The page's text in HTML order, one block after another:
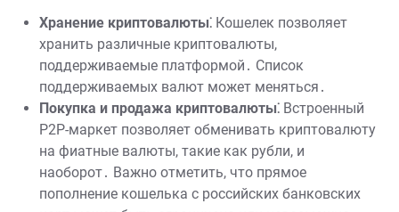
Хранение криптовалюты⁚ Кошелек позволяет
хранить различные криптовалюты,
поддерживаемые платформой․ Список
поддерживаемых валют может меняться․
Покупка и продажа криптовалюты⁚ Встроенный
P2P-маркет позволяет обменивать криптовалюту
на фиатные валюты, такие как рубли, и
наоборот․ Важно отметить, что прямое
пополнение кошелька с российских банковских